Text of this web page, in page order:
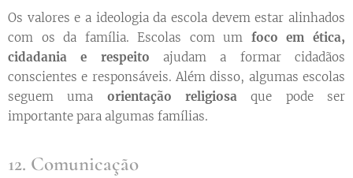
Os valores e a ideologia da escola devem estar alinhados
com os da família. Escolas com um foco em ética,
cidadania e respeito ajudam a formar cidadãos
conscientes e responsáveis. Além disso, algumas escolas
seguem uma orientação religiosa que pode ser
importante para algumas famílias.
12. Comunicação